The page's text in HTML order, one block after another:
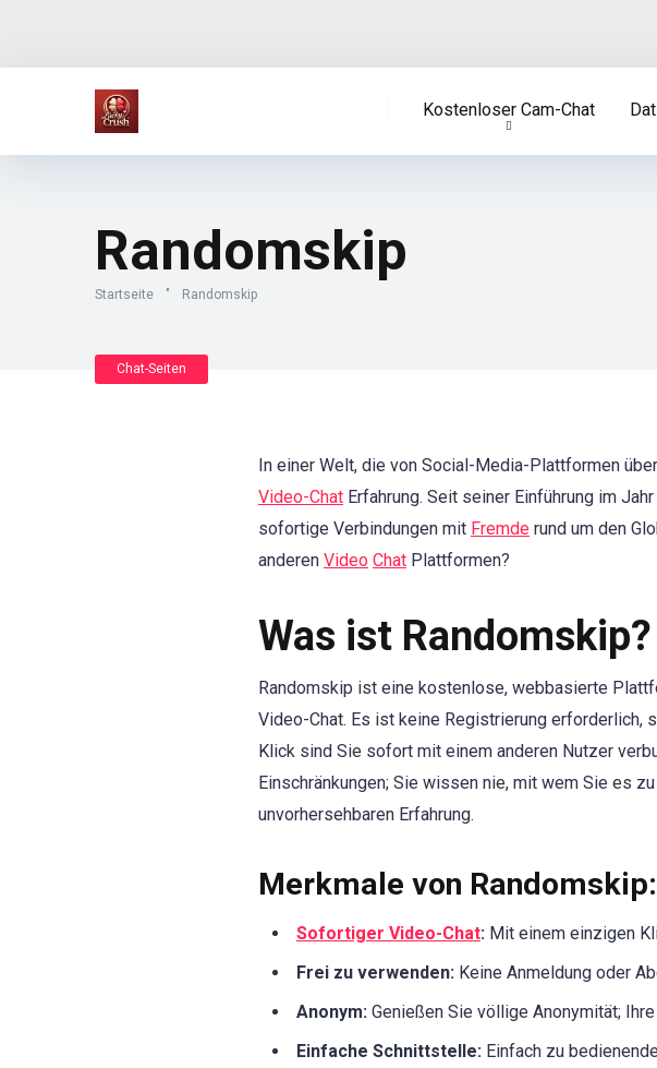
Kostenloser Cam-Chat
Randomskip
Startseite " Randomskip
Chat-Seiten
In einer Welt, die von Social-Media-Plattformen
Video-Chat Erfahrung. Seit seiner Einführung im
sofortige Verbindungen mit Fremde rund um den
anderen Video Chat Plattformen?
Was ist Randomskip?
Randomskip ist eine kostenlose, webbasierte
Video-Chat. Es ist keine Registrierung
Klick sind Sie sofort mit einem anderen Nutzer
Einschränkungen; Sie wissen nie, mit wem Sie es zu
unvorhersehbaren Erfahrung.
Merkmale von Randomskip:
Sofortiger Video-Chat: Mit einem einzigen
Frei zu verwenden: Keine Anmeldung oder
Anonym: Genießen Sie völlige Anonymität;
Einfache Schnittstelle: Einfach zu